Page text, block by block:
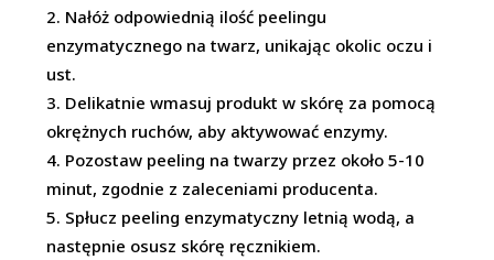
Nałóż odpowiednią ilość peelingu
enzymatycznego na twarz, unikając okolic oczu i
ust.
Delikatnie wmasuj produkt w skórę za pomocą
okrężnych ruchów, aby aktywować enzymy.
Pozostaw peeling na twarzy przez około 5-10
minut, zgodnie z zaleceniami producenta.
Spłucz peeling enzymatyczny letnią wodą, a
następnie osusz skórę ręcznikiem.